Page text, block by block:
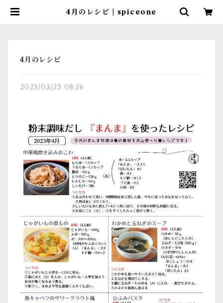
4月のレシピ | spiceone
4月のレシピ
2023/03/25 08:26